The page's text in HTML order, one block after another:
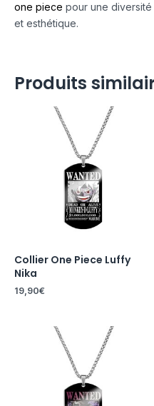
one piece pour une
et esthétique.
Produits
Collier One Piece Luffy
Nika
19,90€